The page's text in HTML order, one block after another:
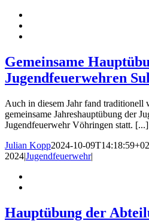
Gemeinsame
Jugendfeuerwehren
Auch in diesem Jahr fand traditionell
gemeinsame Jahreshauptübung der
Jugendfeuerwehr Vöhringen statt. [...]
Julian Kopp2024-10-
2024|Jugendfeuerwehr|
Hauptübung der